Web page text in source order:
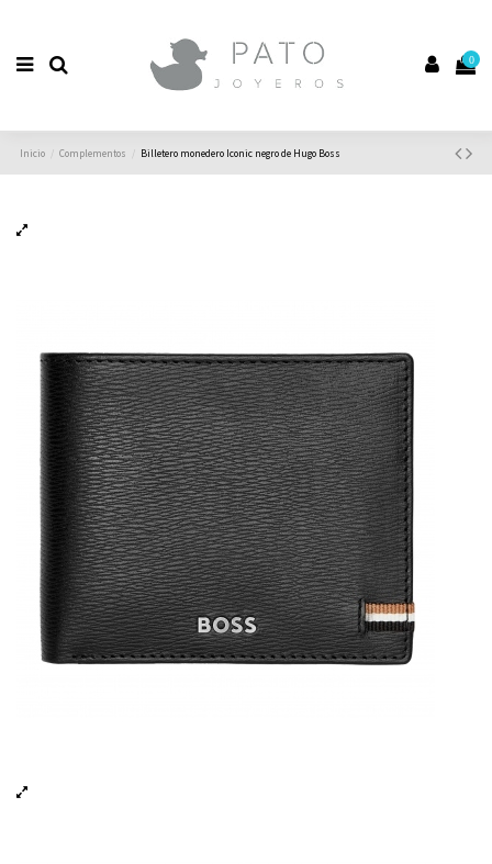
0
Inicio Complementos Billetero monedero Iconic negro de Hugo Boss